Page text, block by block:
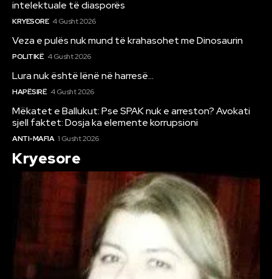
intelektuale të diasporës
KRYESORE 4 Gusht 2026
Veza e pulës nuk mund të krahasohet me Dinosaurin
POLITIKË 4 Gusht 2026
Lura nuk është lënë në harresë…
HAPËSIRË 4 Gusht 2026
Mëkatet e Ballukut: Pse SPAK nuk e arreston? Avokati
sjell faktet: Dosja ka elemente korrupsioni
ANTI-MAFIA 1 Gusht 2026
Kryesore